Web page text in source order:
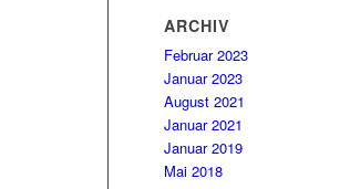
ARCHIV
Februar 2023
Januar 2023
August 2021
Januar 2021
Januar 2019
Mai 2018